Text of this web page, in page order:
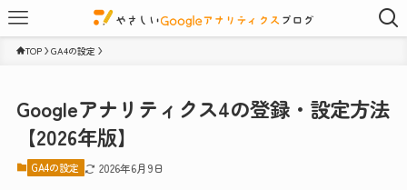
TOP GA4の設定
Googleアナリティクス4の登録・設定方法
【2026年版】
GA4の設定 2026年6月9日